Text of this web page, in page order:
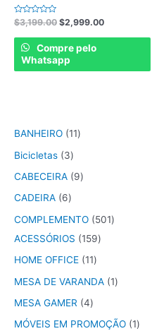
Rated
0
out
$3,199.00 $2,999.00
Compre pelo
Whatsapp
BANHEIRO 11
Bicicletas
3
CABECEIRA
9
CADEIRA
6
COMPLEMENTO
501
ACESSÓRIOS
159
HOME OFFICE 11
MESA DE VARANDA 1
MESA GAMER
4
MÓVEIS EM PROMOÇÃO 1